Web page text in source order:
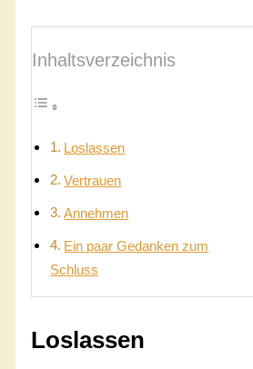
Inhaltsverzeichnis
Loslassen
Vertrauen
Annehmen
Ein paar Gedanken zum
Schluss
Loslassen